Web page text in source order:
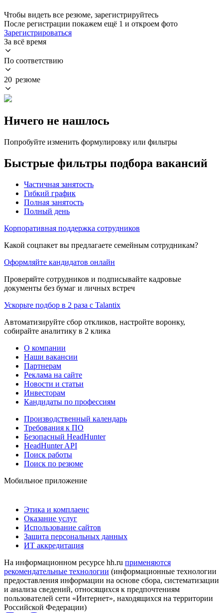
Чтобы видеть все резюме, зарегистрируйтесь
После регистрации покажем ещё 1 и откроем фото
Зарегистрироваться
За всё время
По соответствию
20 резюме
Ничего не нашлось
Попробуйте изменить формулировку или фильтры
Быстрые фильтры подбора вакансий
Частичная занятость
Гибкий график
Полная занятость
Полный день
Корпоративная поддержка сотрудников
Какой соцпакет вы предлагаете семейным сотрудникам?
Оформляйте кандидатов онлайн
Проверяйте сотрудников и подписывайте кадровые
документы без бумаг и личных встреч
Ускорьте подбор в 2 раза с Talantix
Автоматизируйте сбор откликов, настройте воронку,
собирайте аналитику в 2 клика
О компании
Наши вакансии
Партнерам
Реклама на сайте
Новости и статьи
Инвесторам
Кандидаты по профессиям
Производственный календарь
Требования к ПО
Безопасный HeadHunter
HeadHunter API
Поиск работы
Поиск по резюме
Мобильное приложение
Этика и комплаенс
Оказание услуг
Использование сайтов
Защита персональных данных
ИТ аккредитация
На информационном ресурсе hh.ru применяются
рекомендательные технологии (информационные технологии
предоставления информации на основе сбора, систематизации
и анализа сведений, относящихся к предпочтениям
пользователей сети «Интернет», находящихся на территории
Российской Федерации)